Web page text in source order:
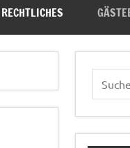
RECHTLICHES